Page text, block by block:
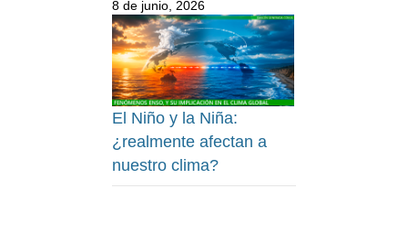
8 de junio, 2026
El Niño y la Niña:
¿realmente afectan a
nuestro clima?